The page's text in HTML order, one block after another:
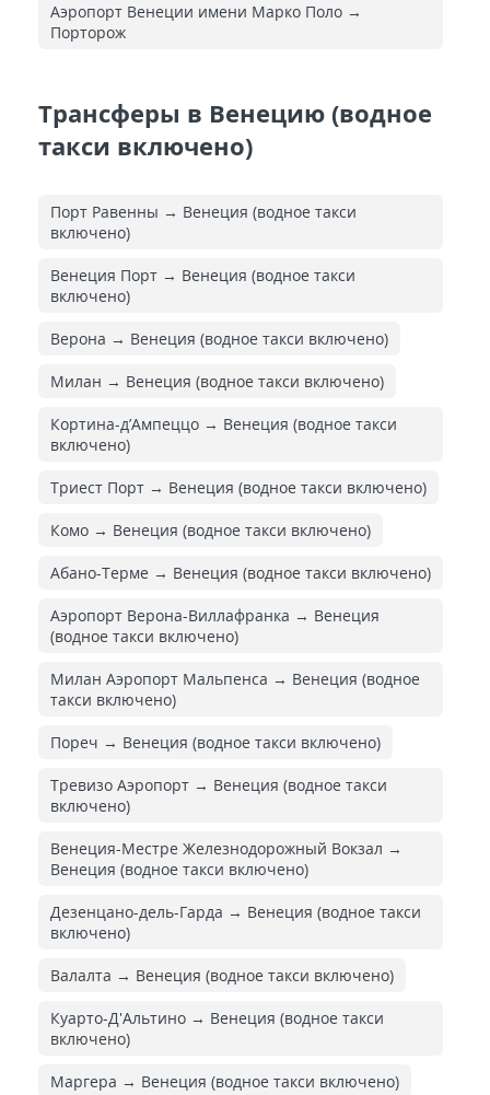
Аэропорт Венеции имени Марко Поло →
Порторож
Трансферы в Венецию (водное
такси включено)
Порт Равенны → Венеция (водное такси
включено)
Венеция Порт → Венеция (водное такси
включено)
Верона → Венеция (водное такси включено)
Милан → Венеция (водное такси включено)
Кортина-д’Ампеццо → Венеция (водное такси
включено)
Триест Порт → Венеция (водное такси включено)
Комо → Венеция (водное такси включено)
Абано-Терме → Венеция (водное такси включено)
Аэропорт Верона-Виллафранка → Венеция
(водное такси включено)
Милан Аэропорт Мальпенса → Венеция (водное
такси включено)
Пореч → Венеция (водное такси включено)
Тревизо Аэропорт → Венеция (водное такси
включено)
Венеция-Местре Железнодорожный Вокзал →
Венеция (водное такси включено)
Дезенцано-дель-Гарда → Венеция (водное такси
включено)
Валалта → Венеция (водное такси включено)
Куарто-Д'Альтино → Венеция (водное такси
включено)
Маргера → Венеция (водное такси включено)